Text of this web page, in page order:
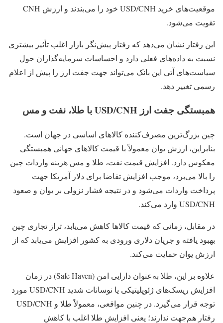
موقعیت‌های خرید USD/CNH خود را می‌بندند و ارزش CNH
تقویت می‌شود.
این رفتار نشان می‌دهد که رفتار پیش‌نگر بازار اغلب تأثیر بیشتری
نسبت به داده‌های فعلی دارد و احساسات سرمایه‌گذاران حول
سیاست‌های آتی این بانک می‌تواند جهت جفت‌ ارز را پیش از اعلام
رسمی تغییر دهد.
همبستگی جفت‌ ارز USD/CNH با طلا، نفت و مس
چین بزرگ‌ترین مصرف‌کننده کالاهای اساسی در جهان است.
بنابراین، ارزش یوان معمولاً با قیمت کالاهای جهانی همبستگی
معکوس دارد. افزایش قیمت نفت، طلا و مس هزینه واردات چین
را بالا می‌برد، موجب افزایش تقاضا برای دلار آمریکا جهت
پرداخت واردات می‌شود و در نتیجه فشار نزولی بر یوان و صعود
USD/CNH وارد می‌کند.
در مقابل، زمانی که قیمت کالاها کاهش می‌یابد، تراز تجاری چین
بهبود یافته و جریان دلاری ورودی به کشور افزایش می‌یابد که از
ارزش یوان حمایت می‌کند.
علاوه بر این، طلا به‌عنوان دارایی امن (Safe Haven) در زمان
افزایش ریسک‌های ژئوپلیتیکی یا نوسانات شدید USD/CNH مورد
توجه قرار می‌گیرد. در چنین مواقعی، معمولاً طلا و USD/CNH
رفتار هم‌جهت ندارند؛ یعنی افزایش طلا اغلب با کاهش